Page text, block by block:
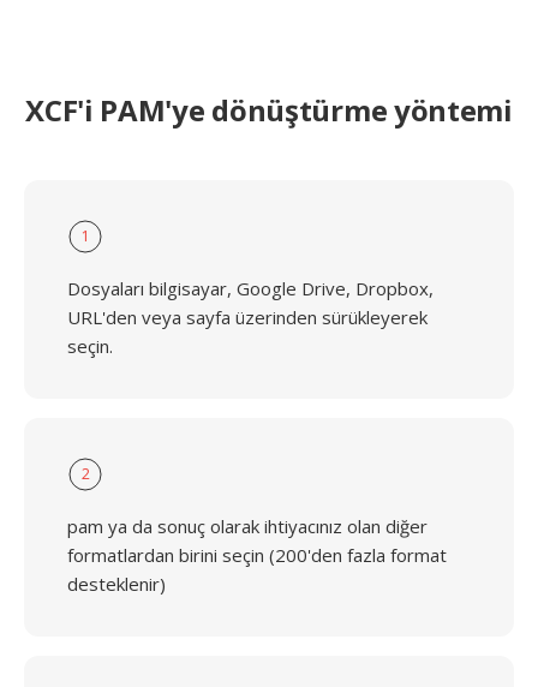
XCF'i PAM'ye dönüştürme yöntemi
1
Dosyaları bilgisayar, Google Drive, Dropbox,
URL'den veya sayfa üzerinden sürükleyerek
seçin.
2
pam ya da sonuç olarak ihtiyacınız olan diğer
formatlardan birini seçin (200'den fazla format
desteklenir)